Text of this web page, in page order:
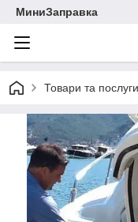
МиниЗаправка
Товари та послуги